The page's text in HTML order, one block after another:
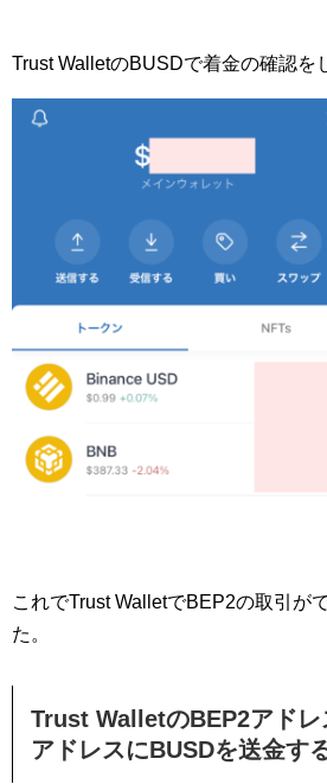
Trust WalletのBUSDで着金の確認を
これでTrust WalletでBEP2の取引が
た。
Trust WalletのBEP2アドレ
アドレスにBUSDを送金す